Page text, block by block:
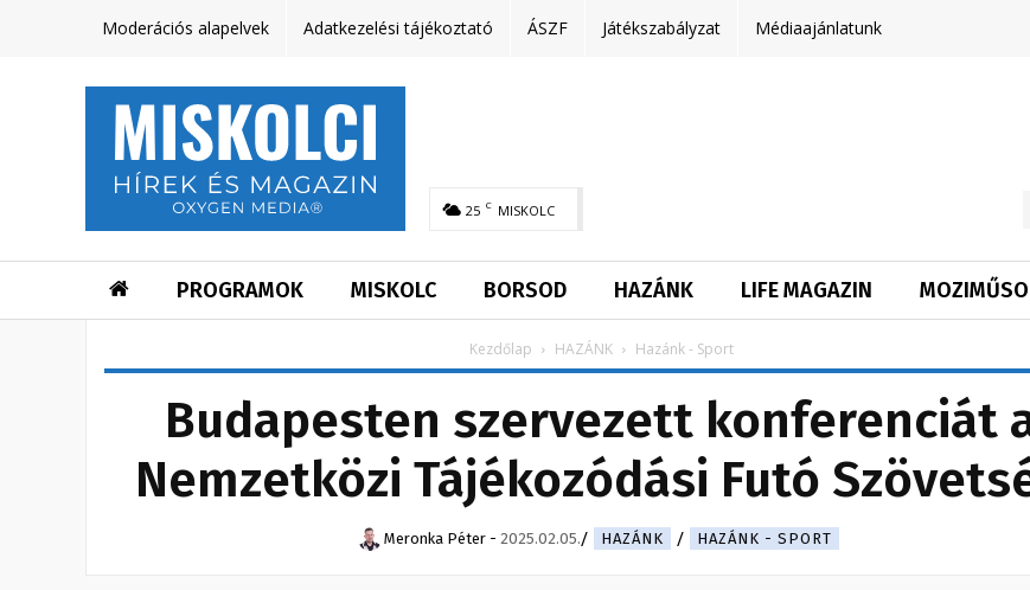
Moderációs alapelvek Adatkezelési tájékoztató ÁSZF Játékszabályzat Médiaajánlatunk
25 C MISKOLC
PROGRAMOK MISKOLC BORSOD HAZÁNK LIFE MAGAZIN
Kezdőlap HAZÁNK Hazánk - Sport
Budapesten szervezett konferenciát
Nemzetközi Tájékozódási Futó
Meronka Péter - 2025.02.05. HAZÁNK HAZÁNK - SPORT